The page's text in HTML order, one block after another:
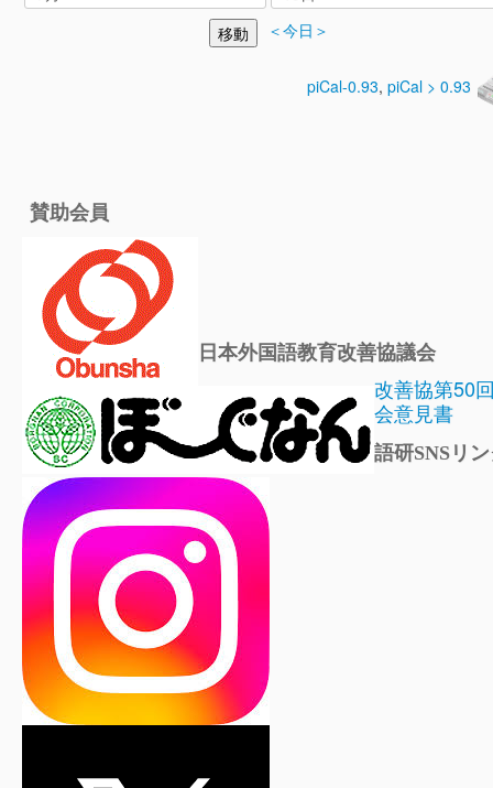
＜今日＞
piCal-0.93, piCal > 0.93
賛助会員
日本外国語教育改善協議会
改善協第50
会意見書
語研SNSリ